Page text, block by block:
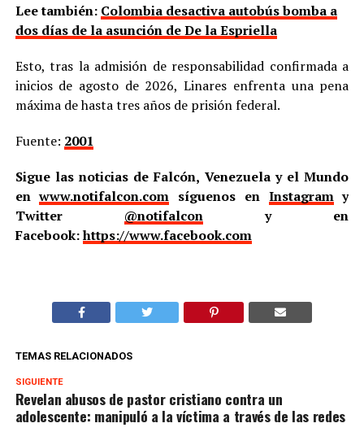
Lee también: Colombia desactiva autobús bomba a
dos días de la asunción de De la Espriella
Esto, tras la admisión de responsabilidad confirmada a
inicios de agosto de 2026, Linares enfrenta una pena
máxima de hasta tres años de prisión federal.
Fuente: 2001
Sigue las noticias de Falcón, Venezuela y el Mundo
enwww.notifalcon.com síguenos en Instagramy
Twitter @notifalcony en
Facebook:https://www.facebook.com
TEMAS RELACIONADOS
SIGUIENTE
Revelan abusos de pastor cristiano contra un
adolescente: manipuló a la víctima a través de las redes